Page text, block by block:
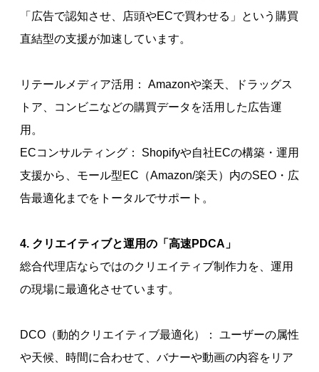
「広告で認知させ、店頭やECで買わせる」という購買
直結型の支援が加速しています。
リテールメディア活用： Amazonや楽天、ドラッグス
トア、コンビニなどの購買データを活用した広告運
用。
ECコンサルティング： Shopifyや自社ECの構築・運用
支援から、モール型EC（Amazon/楽天）内のSEO・広
告最適化までをトータルでサポート。
4. クリエイティブと運用の「高速PDCA」
総合代理店ならではのクリエイティブ制作力を、運用
の現場に最適化させています。
DCO（動的クリエイティブ最適化）： ユーザーの属性
や天候、時間に合わせて、バナーや動画の内容をリア